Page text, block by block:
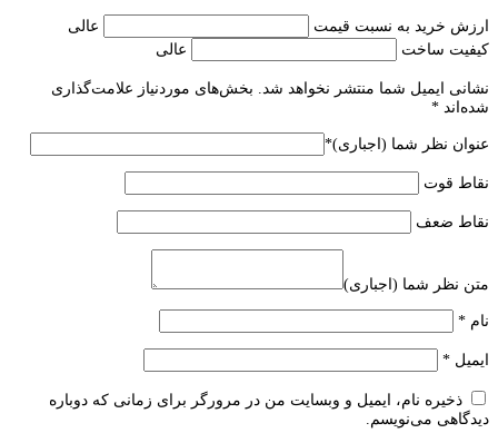
ارزش خرید به نسبت قیمت
عالی
کیفیت ساخت
عالی
نشانی ایمیل شما منتشر نخواهد شد.
بخش‌های موردنیاز علامت‌گذاری
شده‌اند *
عنوان نظر شما (اجباری)*
نقاط قوت
نقاط ضعف
متن نظر شما (اجباری)
نام *
ایمیل *
ذخیره نام، ایمیل و وبسایت من در مرورگر برای زمانی که دوباره
دیدگاهی می‌نویسم.